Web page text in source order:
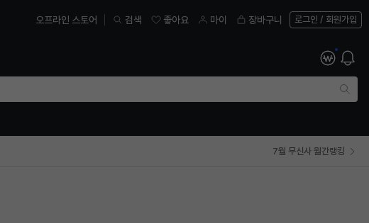
오프라인 스토어 검색 좋아요 마이 장바구니
7월 무신사 월간랭킹